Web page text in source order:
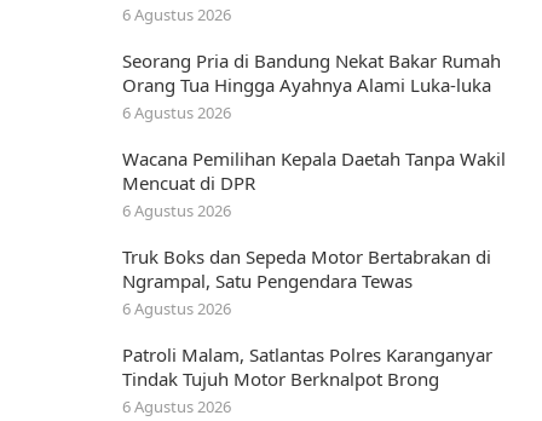
6 Agustus 2026
Seorang Pria di Bandung Nekat Bakar Rumah
Orang Tua Hingga Ayahnya Alami Luka-luka
6 Agustus 2026
Wacana Pemilihan Kepala Daetah Tanpa Wakil
Mencuat di DPR
6 Agustus 2026
Truk Boks dan Sepeda Motor Bertabrakan di
Ngrampal, Satu Pengendara Tewas
6 Agustus 2026
Patroli Malam, Satlantas Polres Karanganyar
Tindak Tujuh Motor Berknalpot Brong
6 Agustus 2026